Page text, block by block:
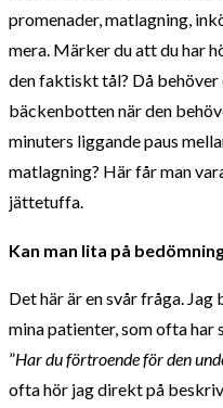
promenader, matlagning,
mera. Märker du att du har
den faktiskt tål? Då behöver
bäckenbotten när den
minuters liggande paus
matlagning? Här får man
jättetuffa.
Kan man lita på
Det här är en svår fråga.
mina patienter, som ofta har
”Har du förtroende för den
ofta hör jag direkt på